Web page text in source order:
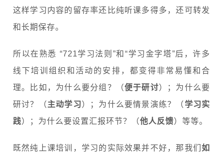
这样学习内容的留存率还比纯听课多得多，还可转发
和长期保存。
所以在熟悉 “721学习法则”和“学习金字塔”后，许多
线下培训组织和活动的安排，都变得非常易懂和合
理。比如，为什么要分组？（便于研讨）；为什么要
研讨？（主动学习）；为什么要情景演练？（ 学习实
践）；为什么要设置汇报环节？（他人反馈）等等。
既然纯上课培训，学习的实际效果并不好，那我们如